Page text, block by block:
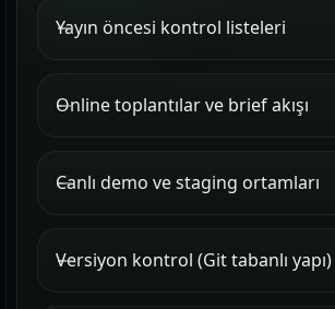
Yayın öncesi kontrol listeleri
Online toplantılar ve brief akışı
Canlı demo ve staging ortamları
Versiyon kontrol (Git tabanlı yapı)